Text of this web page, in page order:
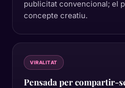
publicitat convencional; el
concepte creatiu.
VIRALITAT
Pensada per compartir-